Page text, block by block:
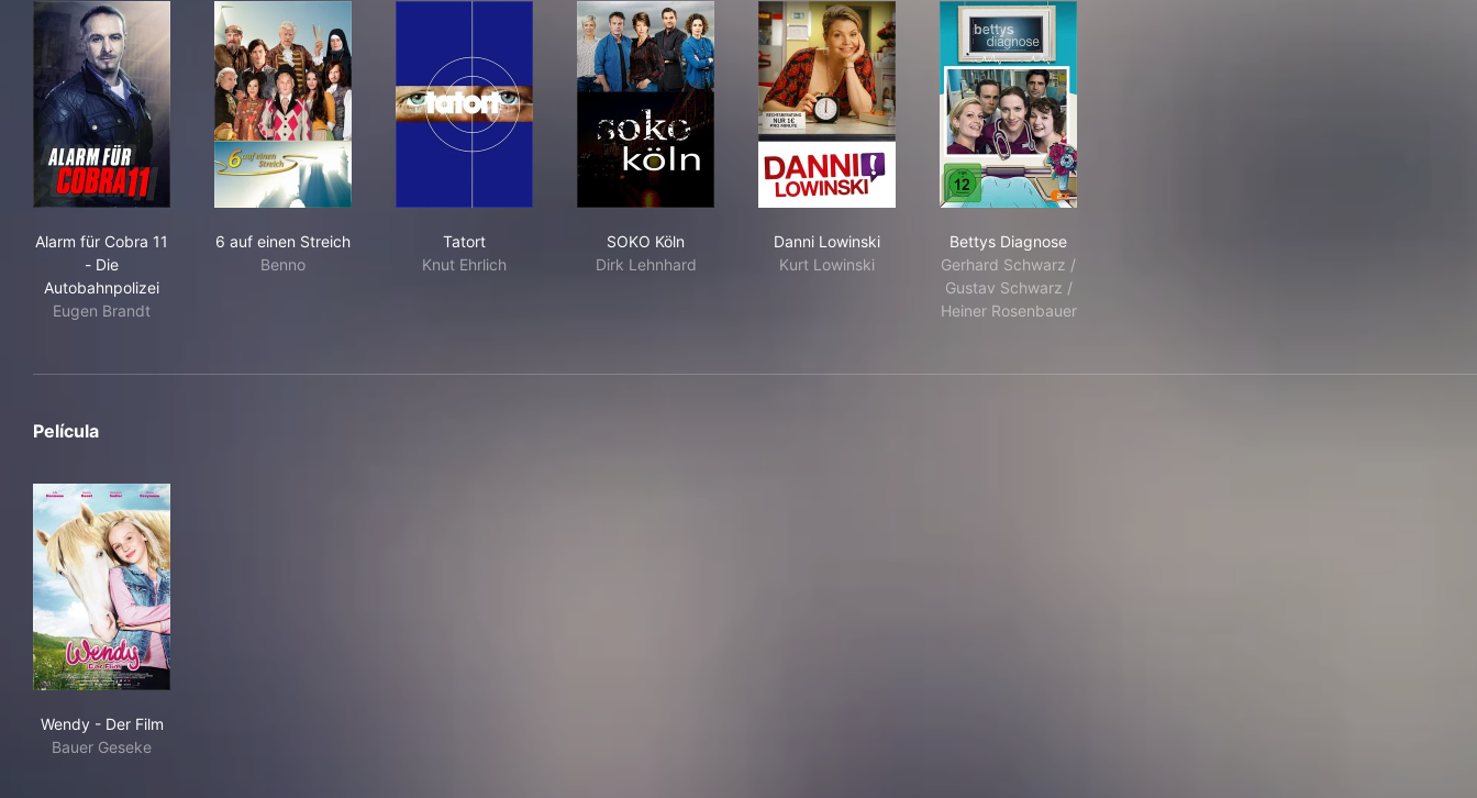
Alarm für Cobra 11
- Die
Autobahnpolizei
Eugen Brandt
6 auf einen Streich
Benno
Tatort
Knut Ehrlich
SOKO Köln
Dirk Lehnhard
Danni Lowinski
Kurt Lowinski
Bettys Diagnose
Gerhard Schwarz /
Gustav Schwarz /
Heiner Rosenbauer
Película
Wendy - Der Film
Bauer Geseke